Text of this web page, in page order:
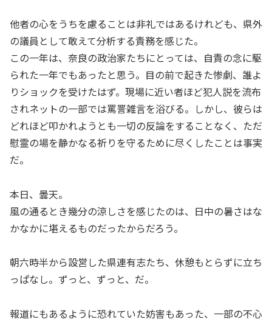
他者の心をうちを慮ることは非礼ではあるけれども、県外
の議員として敢えて分析する責務を感じた。
この一年は、奈良の政治家たちにとっては、自責の念に駆
られた一年でもあったと思う。目の前で起きた惨劇、誰よ
りショックを受けたはず。現場に近い者ほど犯人説を流布
されネットの一部では罵詈雑言を浴びる。しかし、彼らは
どれほど叩かれようとも一切の反論をすることなく、ただ
慰霊の場を静かなる祈りを守るために尽くしたことは事実
だ。
本日、曇天。
風の通るとき幾分の涼しさを感じたのは、日中の暑さはな
かなかに堪えるものだったからだろう。
朝六時半から設営した県連有志たち、休憩もとらずに立ち
っぱなし。ずっと、ずっと、だ。
報道にもあるように恐れていた妨害もあった、一部の不心